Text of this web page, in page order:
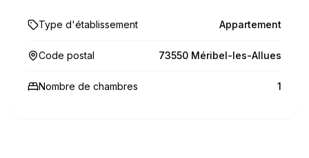
Type d'établissement Appartement
Code postal 73550 Méribel-les-Allues
Nombre de chambres 1